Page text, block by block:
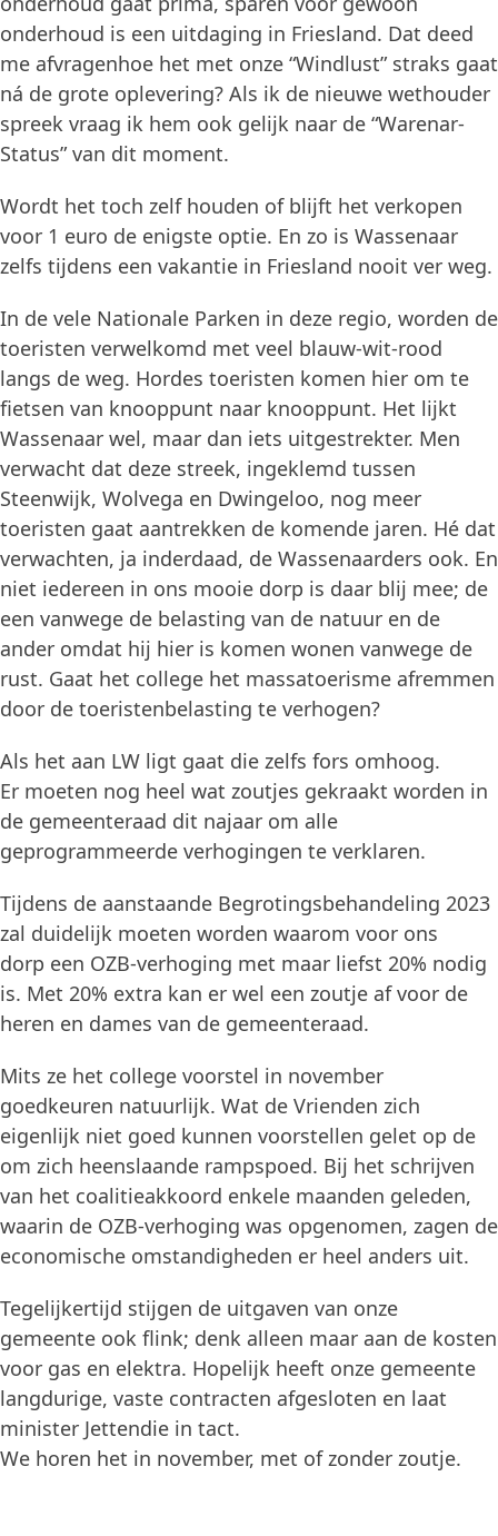
onderhoud is een uitdaging in Friesland. Dat deed
me afvragenhoe het met onze “Windlust” straks gaat
ná de grote oplevering? Als ik de nieuwe wethouder
spreek vraag ik hem ook gelijk naar de “Warenar-
Status” van dit moment.
Wordt het toch zelf houden of blijft het verkopen
voor 1 euro de enigste optie. En zo is Wassenaar
zelfs tijdens een vakantie in Friesland nooit ver weg.
In de vele Nationale Parken in deze regio, worden de
toeristen verwelkomd met veel blauw-wit-rood
langs de weg. Hordes toeristen komen hier om te
fietsen van knooppunt naar knooppunt. Het lijkt
Wassenaar wel, maar dan iets uitgestrekter. Men
verwacht dat deze streek, ingeklemd tussen
Steenwijk, Wolvega en Dwingeloo, nog meer
toeristen gaat aantrekken de komende jaren. Hé dat
verwachten, ja inderdaad, de Wassenaarders ook. En
niet iedereen in ons mooie dorp is daar blij mee; de
een vanwege de belasting van de natuur en de
ander omdat hij hier is komen wonen vanwege de
rust. Gaat het college het massatoerisme afremmen
door de toeristenbelasting te verhogen?
Als het aan LW ligt gaat die zelfs fors omhoog.
Er moeten nog heel wat zoutjes gekraakt worden in
de gemeenteraad dit najaar om alle
geprogrammeerde verhogingen te verklaren.
Tijdens de aanstaande Begrotingsbehandeling 2023
zal duidelijk moeten worden waarom voor ons
dorp een OZB-verhoging met maar liefst 20% nodig
is. Met 20% extra kan er wel een zoutje af voor de
heren en dames van de gemeenteraad.
Mits ze het college voorstel in november
goedkeuren natuurlijk. Wat de Vrienden zich
eigenlijk niet goed kunnen voorstellen gelet op de
om zich heenslaande rampspoed. Bij het schrijven
van het coalitieakkoord enkele maanden geleden,
waarin de OZB-verhoging was opgenomen, zagen de
economische omstandigheden er heel anders uit.
Tegelijkertijd stijgen de uitgaven van onze
gemeente ook flink; denk alleen maar aan de kosten
voor gas en elektra. Hopelijk heeft onze gemeente
langdurige, vaste contracten afgesloten en laat
minister Jettendie in tact.
We horen het in november, met of zonder zoutje.